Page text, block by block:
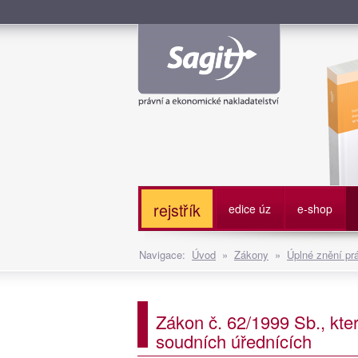
rejstřík edice úz e-shop
Navigace: Úvod » Zákony » Úplné znění
Zákon č. 62/1999 Sb.,
soudních úřednících